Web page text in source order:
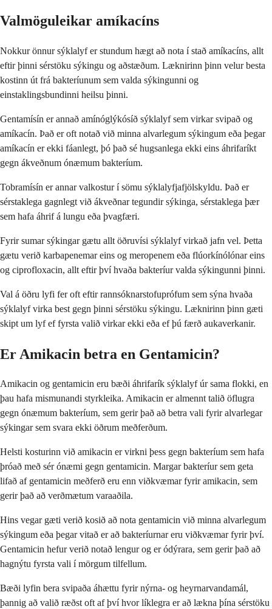
Valmöguleikar amíkacíns
Nokkur önnur sýklalyf er stundum hægt að nota í stað amíkacíns, allt
eftir þinni sérstöku sýkingu og aðstæðum. Læknirinn þinn velur besta
kostinn út frá bakteríunum sem valda sýkingunni og
einstaklingsbundinni heilsu þinni.
Gentamísín er annað amínóglýkósíð sýklalyf sem virkar svipað og
amíkacín. Það er oft notað við minna alvarlegum sýkingum eða þegar
amíkacín er ekki fáanlegt, þó það sé hugsanlega ekki eins áhrifaríkt
gegn ákveðnum ónæmum bakteríum.
Tobramísín er annar valkostur í sömu sýklalyfjafjölskyldu. Það er
sérstaklega gagnlegt við ákveðnar tegundir sýkinga, sérstaklega þær
sem hafa áhrif á lungu eða þvagfæri.
Fyrir sumar sýkingar gætu allt öðruvísi sýklalyf virkað jafn vel. Þetta
gætu verið karbapenemar eins og meropenem eða flúorkínólónar eins
og ciprofloxacin, allt eftir því hvaða bakteríur valda sýkingunni þinni.
Val á öðru lyfi fer oft eftir rannsóknarstofuprófum sem sýna hvaða
sýklalyf virka best gegn þinni sérstöku sýkingu. Læknirinn þinn gæti
skipt um lyf ef fyrsta valið virkar ekki eða ef þú færð aukaverkanir.
Er Amikacin betra en Gentamicin?
Amikacin og gentamicin eru bæði áhrifarík sýklalyf úr sama flokki, en
þau hafa mismunandi styrkleika. Amikacin er almennt talið öflugra
gegn ónæmum bakteríum, sem gerir það að betra vali fyrir alvarlegar
sýkingar sem svara ekki öðrum meðferðum.
Helsti kosturinn við amikacin er virkni þess gegn bakteríum sem hafa
þróað með sér ónæmi gegn gentamicin. Margar bakteríur sem geta
lifað af gentamicin meðferð eru enn viðkvæmar fyrir amikacin, sem
gerir það að verðmætum varaaðila.
Hins vegar gæti verið kosið að nota gentamicin við minna alvarlegum
sýkingum eða þegar vitað er að bakteríurnar eru viðkvæmar fyrir því.
Gentamicin hefur verið notað lengur og er ódýrara, sem gerir það að
hagnýtu fyrsta vali í mörgum tilfellum.
Bæði lyfin bera svipaða áhættu fyrir nýrna- og heyrnarvandamál,
þannig að valið ræðst oft af því hvor líklegra er að lækna þína sérstöku